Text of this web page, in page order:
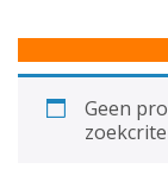
Geen